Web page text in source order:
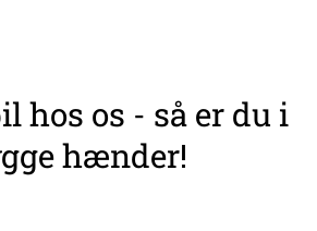
hos os - så er du i
hænder!